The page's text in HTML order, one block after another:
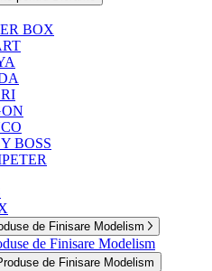
BOX
BOSS
de Finisare Modelism
de Finisare Modelism
de Finisare Modelism